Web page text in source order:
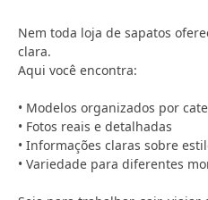
Nem toda loja de sapatos
clara.
Aqui você encontra:
• Modelos organizados por
• Fotos reais e detalhadas
• Informações claras sobre
• Variedade para diferentes